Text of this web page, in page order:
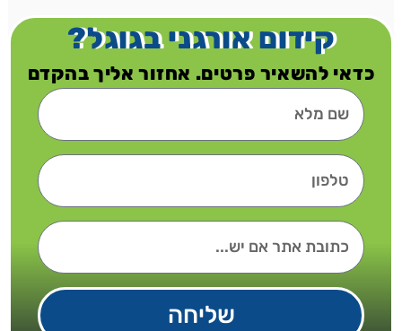
קידום אורגני בגוגל?
כדאי להשאיר פרטים. אחזור אליך בהקדם
שליחה